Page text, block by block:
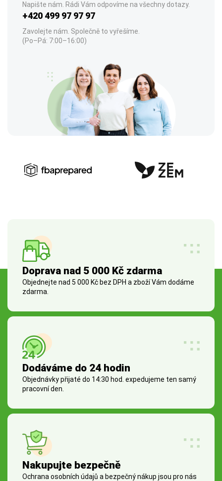
Napište nám. Rádi Vám odpovíme na všechny dotazy.
+420 499 97 97 97
Zavolejte nám. Společně to vyřešíme.
(Po–Pá: 7:00–16:00)
Doprava nad 5 000 Kč zdarma
Objednejte nad 5 000 Kč bez DPH a zboží Vám dodáme
zdarma.
Dodáváme do 24 hodin
Objednávky přijaté do 14:30 hod. expedujeme ten samý
pracovní den.
Nakupujte bezpečně
Ochrana osobních údajů a bezpečný nákup jsou pro nás